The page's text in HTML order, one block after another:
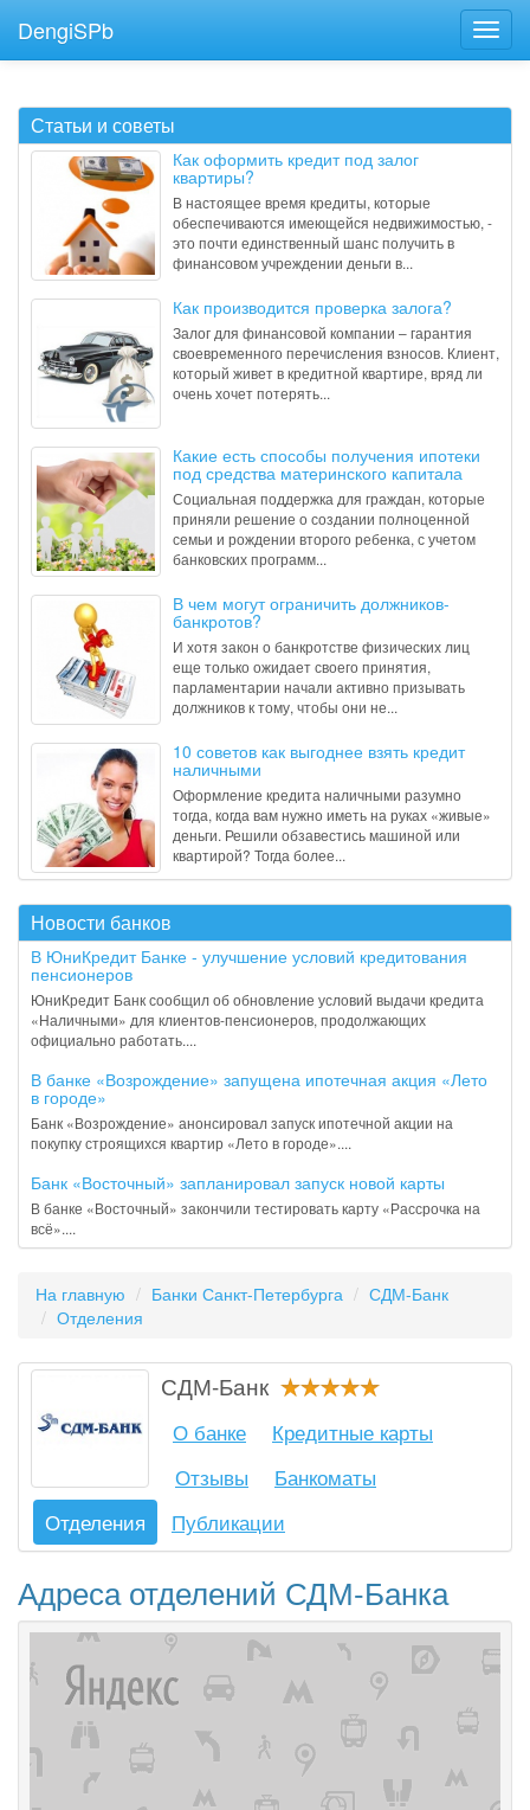
DengiSPb
Статьи и советы
Как оформить кредит под залог
квартиры?
В настоящее время кредиты, которые
обеспечиваются имеющейся недвижимостью, -
это почти единственный шанс получить в
финансовом учреждении деньги в...
Как производится проверка залога?
Залог для финансовой компании – гарантия
своевременного перечисления взносов. Клиент,
который живет в кредитной квартире, вряд ли
очень хочет потерять...
Какие есть способы получения ипотеки
под средства материнского капитала
Социальная поддержка для граждан, которые
приняли решение о создании полноценной
семьи и рождении второго ребенка, с учетом
банковских программ...
В чем могут ограничить должников-
банкротов?
И хотя закон о банкротстве физических лиц
еще только ожидает своего принятия,
парламентарии начали активно призывать
должников к тому, чтобы они не...
10 советов как выгоднее взять кредит
наличными
Оформление кредита наличными разумно
тогда, когда вам нужно иметь на руках «живые»
деньги. Решили обзавестись машиной или
квартирой? Тогда более...
Новости банков
В ЮниКредит Банке - улучшение условий кредитования
пенсионеров
ЮниКредит Банк сообщил об обновление условий выдачи кредита
«Наличными» для клиентов-пенсионеров, продолжающих
официально работать....
В банке «Возрождение» запущена ипотечная акция «Лето
в городе»
Банк «Возрождение» анонсировал запуск ипотечной акции на
покупку строящихся квартир «Лето в городе»....
Банк «Восточный» запланировал запуск новой карты
В банке «Восточный» закончили тестировать карту «Рассрочка на
всё»....
На главную Банки Санкт-Петербурга
СДМ-Банк
Отделения
СДМ-Банк
О банке
Кредитные карты
Отзывы
Банкоматы
Отделения
Публикации
Адреса отделений СДМ-Банка